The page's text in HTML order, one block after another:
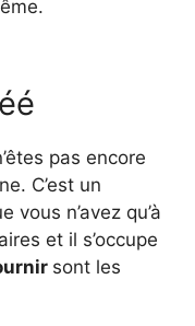
pas encore
C’est un
vous n’avez qu’à
et il s’occupe
sont les